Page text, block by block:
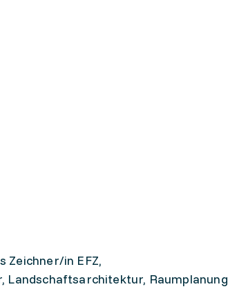
Zeichner/in EFZ,
Landschaftsarchitektur, Raumplanung